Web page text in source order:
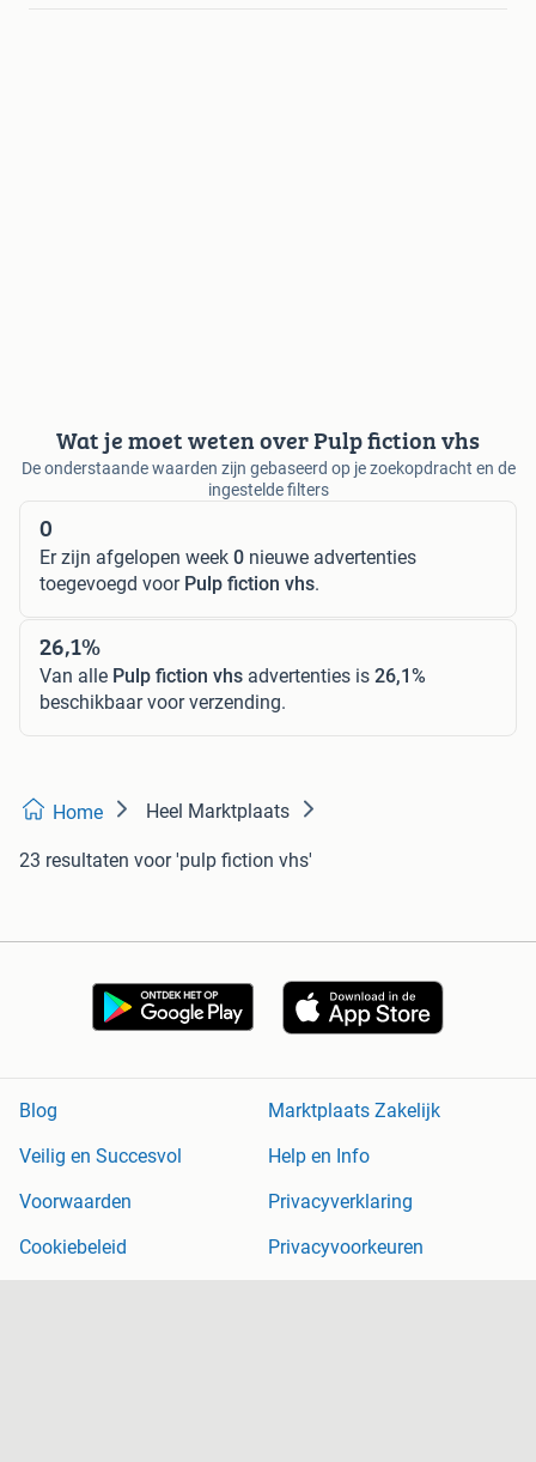
Wat je moet weten over Pulp fiction vhs
De onderstaande waarden zijn gebaseerd op je zoekopdracht en de
ingestelde filters
0
Er zijn afgelopen week 0 nieuwe advertenties
toegevoegd voor Pulp fiction vhs.
26,1%
Van alle Pulp fiction vhs advertenties is 26,1%
beschikbaar voor verzending.
Home Heel Marktplaats
23 resultaten voor 'pulp fiction vhs'
Blog
Marktplaats Zakelijk
Veilig en Succesvol
Help en Info
Voorwaarden
Privacyverklaring
Cookiebeleid
Privacyvoorkeuren